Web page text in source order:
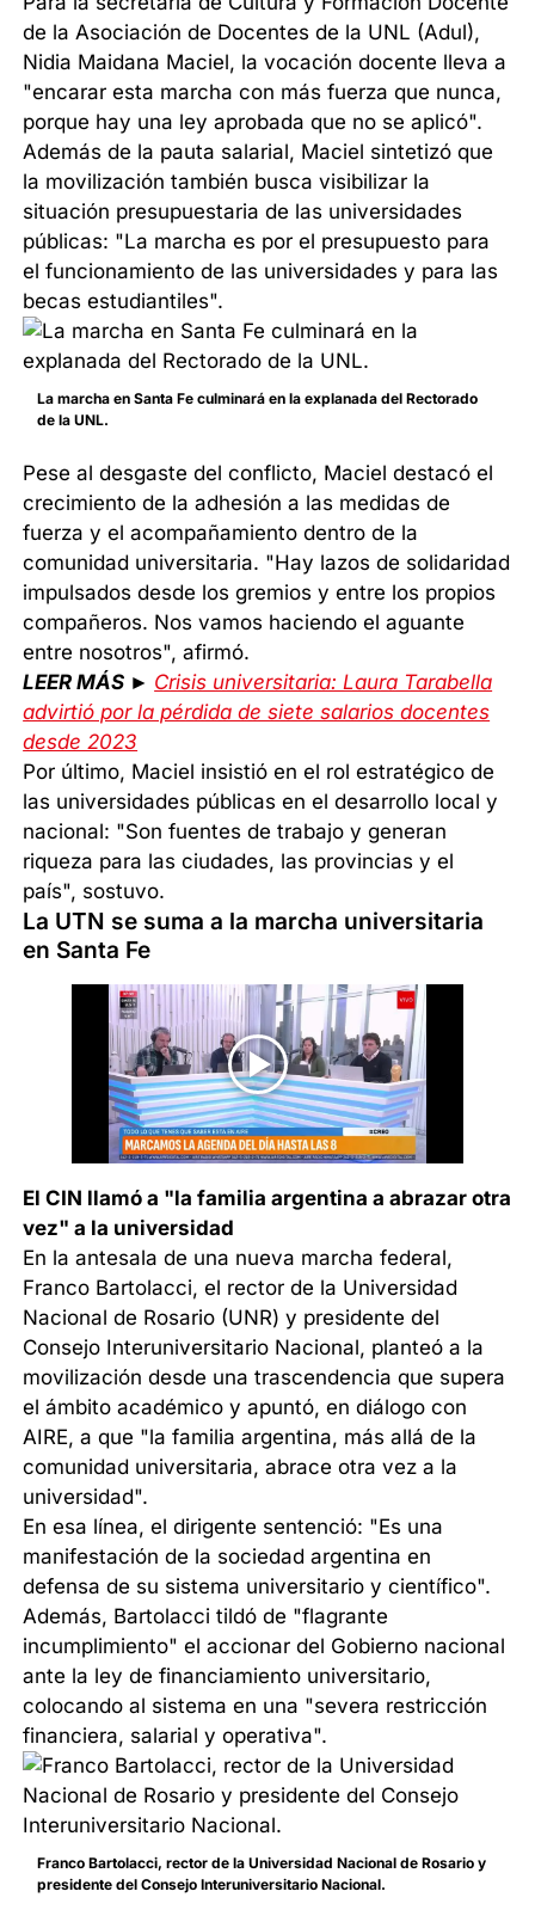
de la Asociación de Docentes de la UNL (Adul),
Nidia Maidana Maciel, la vocación docente lleva a
"encarar esta marcha con más fuerza que nunca,
porque hay una ley aprobada que no se aplicó".
Además de la pauta salarial, Maciel sintetizó que
la movilización también busca visibilizar la
situación presupuestaria de las universidades
públicas: "La marcha es por el presupuesto para
el funcionamiento de las universidades y para las
becas estudiantiles".
La marcha en Santa Fe culminará en la explanada del Rectorado
de la UNL.
Pese al desgaste del conflicto, Maciel destacó el
crecimiento de la adhesión a las medidas de
fuerza y el acompañamiento dentro de la
comunidad universitaria. "Hay lazos de solidaridad
impulsados desde los gremios y entre los propios
compañeros. Nos vamos haciendo el aguante
entre nosotros", afirmó.
LEER MÁS ► Crisis universitaria: Laura Tarabella
advirtió por la pérdida de siete salarios docentes
desde 2023
Por último, Maciel insistió en el rol estratégico de
las universidades públicas en el desarrollo local y
nacional: "Son fuentes de trabajo y generan
riqueza para las ciudades, las provincias y el
país", sostuvo.
La UTN se suma a la marcha universitaria
en Santa Fe
El CIN llamó a "la familia argentina a abrazar otra
vez" a la universidad
En la antesala de una nueva marcha federal,
Franco Bartolacci, el rector de la Universidad
Nacional de Rosario (UNR) y presidente del
Consejo Interuniversitario Nacional, planteó a la
movilización desde una trascendencia que supera
el ámbito académico y apuntó, en diálogo con
AIRE, a que "la familia argentina, más allá de la
comunidad universitaria, abrace otra vez a la
universidad".
En esa línea, el dirigente sentenció: "Es una
manifestación de la sociedad argentina en
defensa de su sistema universitario y científico".
Además, Bartolacci tildó de "flagrante
incumplimiento" el accionar del Gobierno nacional
ante la ley de financiamiento universitario,
colocando al sistema en una "severa restricción
financiera, salarial y operativa".
Franco Bartolacci, rector de la Universidad Nacional de Rosario y
presidente del Consejo Interuniversitario Nacional.